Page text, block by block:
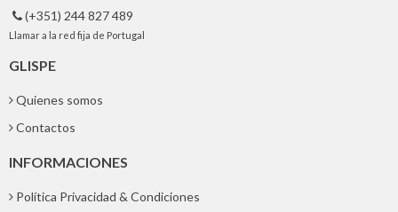
 (+351) 244 827 489
Llamar a la red fija de Portugal
GLISPE
Quienes somos
Contactos
INFORMACIONES
Política Privacidad & Condiciones